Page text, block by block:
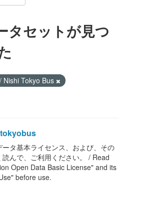
タセットが見つ
Nishi Tokyo Bus
タ基本ライセンス、および、その
んで、ご利用ください。 / Read
Open Data Basic License" and its
before use.